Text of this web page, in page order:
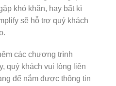
khó khăn, hay bất kì
sẽ hỗ trợ quý khách
các chương trình
quý khách vui lòng liên
để nắm được thông tin